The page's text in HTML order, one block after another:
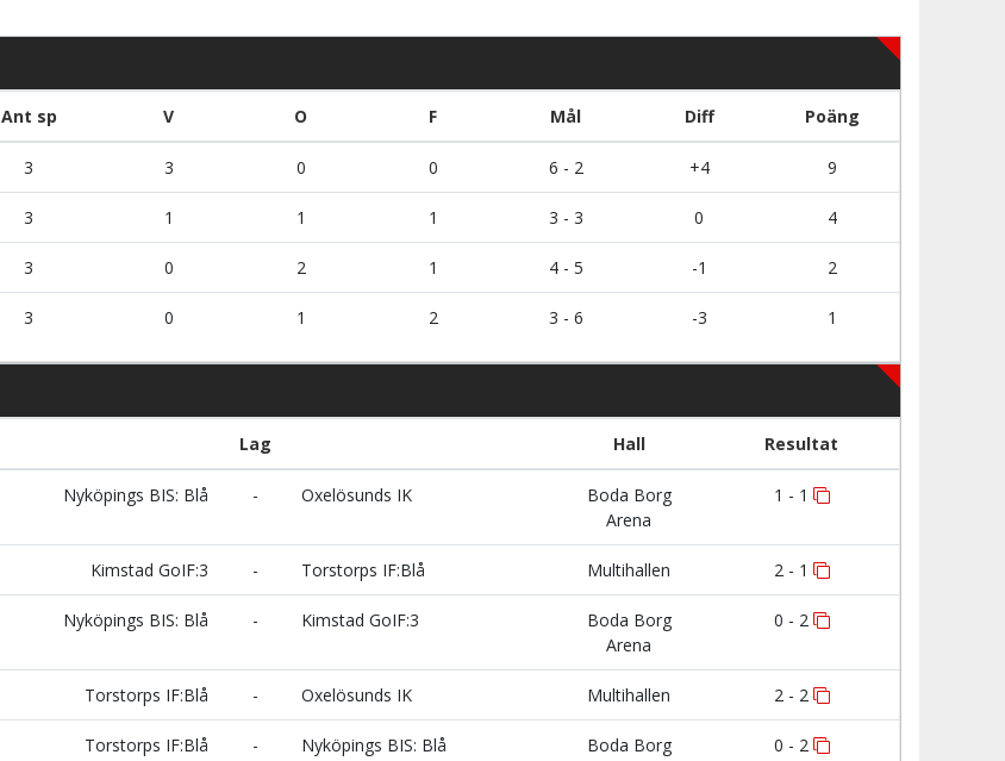
Ant sp V O F Mål Diff Poäng
3 3 0 0 6 - 2 +4 9
3 1 1 1 3 - 3 0 4
3 0 2 1 4 - 5 -1 2
3 0 1 2 3 - 6 -3 1
Lag Hall Resultat
Nyköpings BIS: Blå - Oxelösunds IK
Boda Borg
Arena
1 - 1
Kimstad GoIF:3 - Torstorps IF:Blå Multihallen 2 - 1
Nyköpings BIS: Blå - Kimstad GoIF:3
Boda Borg
Arena
0 - 2
Torstorps IF:Blå - Oxelösunds IK Multihallen 2 - 2
Torstorps IF:Blå - Nyköpings BIS: Blå
Boda Borg
0 - 2